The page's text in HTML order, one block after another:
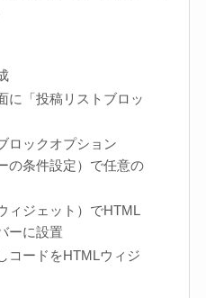
に「投稿リストブロッ
ロックオプション
の条件設定）で任意の
ィジェット）でHTML
ーに設置
コードをHTMLウィジ